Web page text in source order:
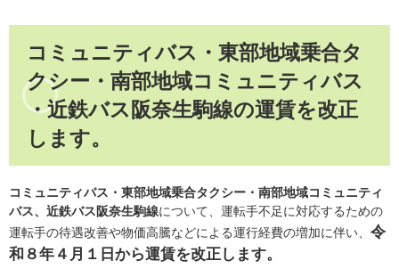
コミュニティバス・東部地域乗合タ
クシー​・南部地域コミュニティバス​
・近鉄バス阪奈生駒線の運賃を改正
します。
コミュニティバス・東部地域乗合タクシー・南部地域コミュニティ
バス、近鉄バス阪奈生駒線について、運転手不足に対応するための
運転手の待遇改善や物価高騰などによる運行経費の増加に伴い、 令
和８年４月１日から運賃を改正します。